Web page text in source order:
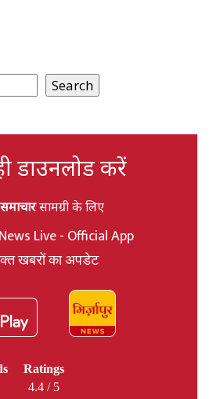
Search
डाउनलोड करें
समाचारसामग्री के लिए
Live - Official App
खबरों का अपडेट
Ratings
4.4 / 5